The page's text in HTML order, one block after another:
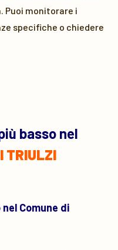
Puoi monitorare i
specifiche o chiedere
basso nel
TRIULZI
Comune di